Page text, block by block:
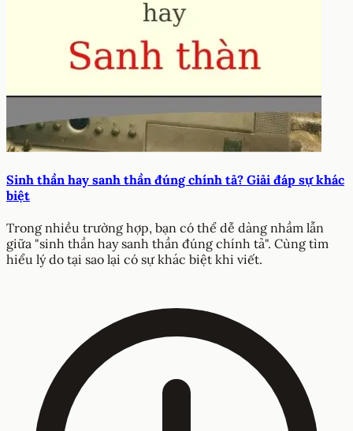
Sinh thần hay sanh thần đúng chính tả? Giải đáp sự khác
biệt
Trong nhiều trường hợp, bạn có thể dễ dàng nhầm lẫn
giữa "sinh thần hay sanh thần đúng chính tả". Cùng tìm
hiểu lý do tại sao lại có sự khác biệt khi viết.